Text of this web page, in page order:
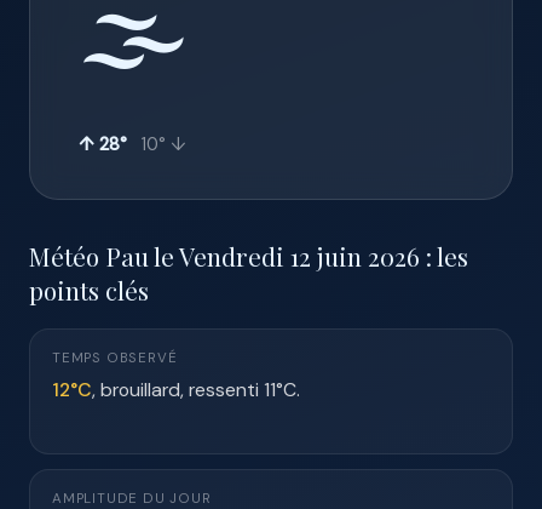
🌫️
↑ 28° 10° ↓
Météo Pau le Vendredi 12 juin 2026 : les
points clés
TEMPS OBSERVÉ
12°C, brouillard, ressenti 11°C.
AMPLITUDE DU JOUR